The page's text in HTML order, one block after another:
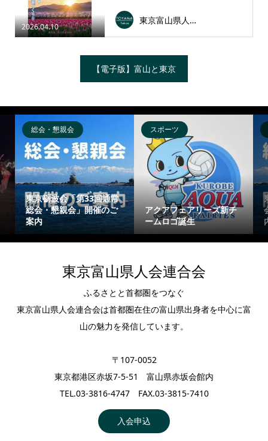
2026.04.10
東京富山県人会連合会
【電子版】富山と東京
総会・懇親会
東京砺波会「第33回通常
総会・懇親会」開催のご
案内
スポーツ
アクアフェアリーズ新チ
ームロゴ誕生
東京富山県人会連合会
ふるさとと首都圏をつなぐ
東京富山県人会連合会は首都圏在住の富山県出身者を中心に富
山の魅力を発信しています。
〒107-0052
東京都港区赤坂7-5-51 富山県赤坂会館内
TEL.03-3816-4747 FAX.03-3815-7410
入会申込